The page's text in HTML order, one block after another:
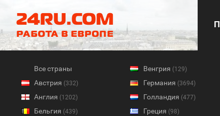
Все страны
Австрия (332)
Англия (1202)
Бельгия (439)
Венгрия (129)
Германия (3694)
Голландия (477)
Греция (98)